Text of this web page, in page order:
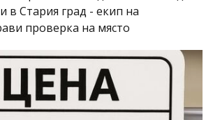
Стария град - екип на
проверка на място